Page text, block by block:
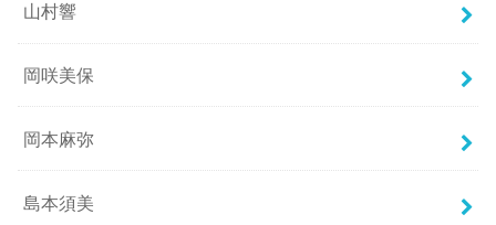
山村響
岡咲美保
岡本麻弥
島本須美